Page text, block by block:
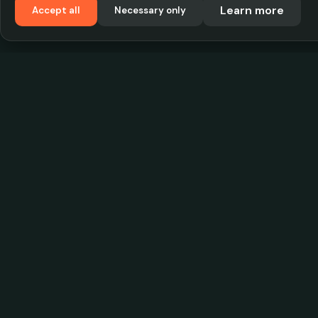
Accept all
Necessary only Learn more